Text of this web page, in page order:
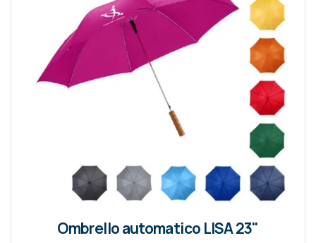
Ombrello automatico LISA 23"